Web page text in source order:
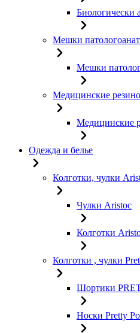
Биологически
Мешки
Мешки
Медицинские
Медицинские
Одежда и белье
Колготки, чулки
Чулки Aristoc
Колготки
Колготки , чулки
Шортики
Носки Pretty